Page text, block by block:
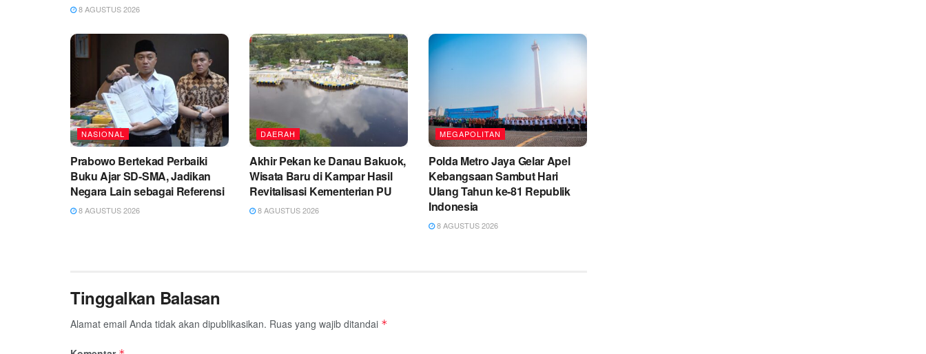
8 AGUSTUS 2026
NASIONAL
Prabowo Bertekad Perbaiki
Buku Ajar SD-SMA, Jadikan
Negara Lain sebagai Referensi
8 AGUSTUS 2026
DAERAH
Akhir Pekan ke Danau Bakuok,
Wisata Baru di Kampar Hasil
Revitalisasi Kementerian PU
8 AGUSTUS 2026
MEGAPOLITAN
Polda Metro Jaya Gelar Apel
Kebangsaan Sambut Hari
Ulang Tahun ke-81 Republik
Indonesia
8 AGUSTUS 2026
Tinggalkan Balasan
Alamat email Anda tidak akan dipublikasikan. Ruas yang wajib ditandai *